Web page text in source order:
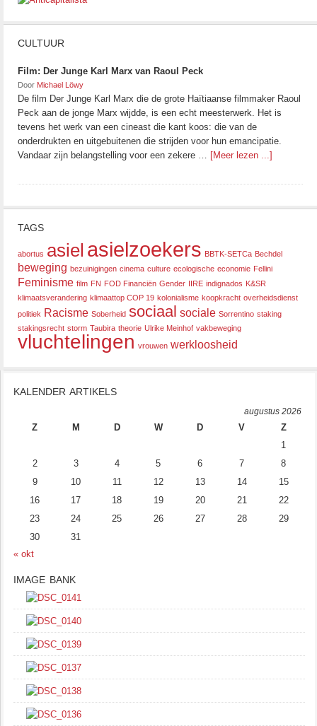
CULTUUR
Film: Der Junge Karl Marx van Raoul Peck
Door Michael Löwy
De film Der Junge Karl Marx die de grote Haïtiaanse filmmaker Raoul
Peck aan de jonge Marx wijdde, is een echt meesterwerk. Het is
tevens het werk van een cineast die kant koos: die van de
onderdrukten en uitgebuitenen die strijden voor hun emancipatie.
Vandaar zijn belangstelling voor een zekere … [Meer lezen ...]
TAGS
abortus asiel asielzoekers BBTK-SETCa Bechdel
beweging bezuinigingen cinema culture ecologische economie Fellini
Feminisme film FN FOD Financiën Gender IIRE indignados K&SR
klimaatsverandering klimaattop COP 19 kolonialisme koopkracht overheidsdienst
politiek Racisme Soberheid sociaal sociale Sorrentino staking
stakingsrecht storm Taubira theorie Ulrike Meinhof vakbeweging
vluchtelingen vrouwen werkloosheid
KALENDER ARTIKELS
augustus 2026
Z M D W D V
Z
1
2
3 4 5 6 7
8
9
10 11 12 13 14
15
16
17 18 19 20 21
22
23
24 25 26 27 28
29
30
31
« okt
IMAGE BANK